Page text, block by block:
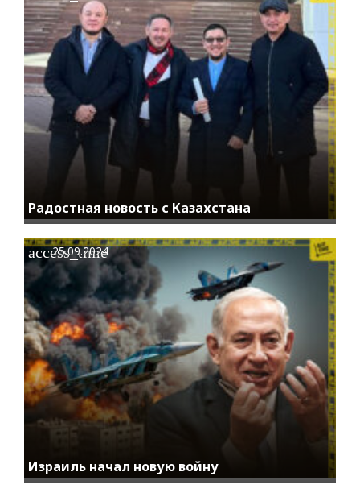
Радостная новость с Казахстана
Израиль начал новую войну
access_time
25.09.2024